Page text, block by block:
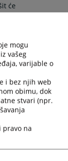
će
u
mogu
vašeg
varijable o
i bez njih web
obimu, dok
stvari (npr.
pravo na